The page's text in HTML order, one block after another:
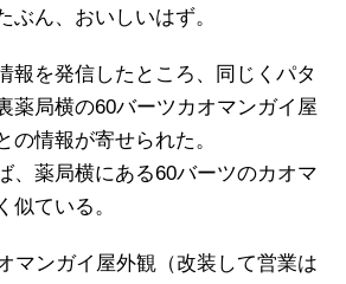
ぶん、おいしいはず。
報を発信したところ、同じくパタ
薬局横の60バーツカオマンガイ屋
の情報が寄せられた。
、薬局横にある60バーツのカオマ
似ている。
マンガイ屋外観（改装して営業は